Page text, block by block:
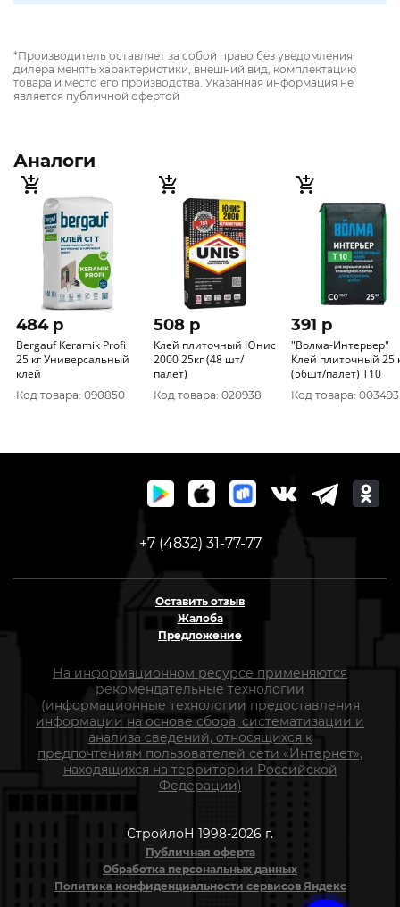
*Производитель оставляет за собой право без уведомления
дилера менять характеристики, внешний вид, комплектацию
товара и место его производства. Указанная информация не
является публичной офертой
Аналоги
484 p
Bergauf Keramik Profi
25 кг Универсальный
клей
Код товара: 090850
508 p
Клей плиточный Юнис
2000 25кг (48 шт/
палет)
Код товара: 020938
391 p
"Волма-Интерьер"
Клей плиточный 25
(56шт/палет) Т10
Код товара: 003493
+7 (4832) 31-77-77
Оставить отзыв
Жалоба
Предложение
На информационном ресурсе применяются
рекомендательные технологии
(информационные технологии предоставления
информации на основе сбора, систематизации и
анализа сведений, относящихся к
предпочтениям пользователей сети «Интернет»,
находящихся на территории Российской
Федерации)
СтройлоН 1998-2026 г.
Публичная оферта
Обработка персональных данных
Политика конфиденциальности сервисов Яндекс